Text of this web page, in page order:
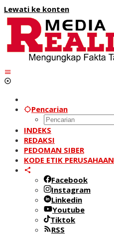
Lewati ke konten
Pencarian
INDEKS
REDAKSI
PEDOMAN SIBER
KODE ETIK PERUSAHAAN
Facebook
Instagram
Linkedin
Youtube
Tiktok
RSS